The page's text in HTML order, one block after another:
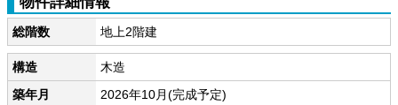
総階数 地上2階建
構造
木造
築年月
2026年10月(完成予定)